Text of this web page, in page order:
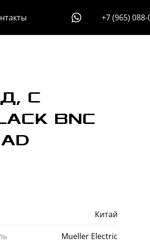
+7 (965) 088-
С
BNC
Китай
Mueller Electric